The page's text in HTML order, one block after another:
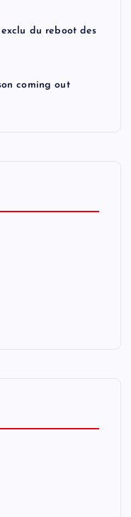
du reboot des
coming out